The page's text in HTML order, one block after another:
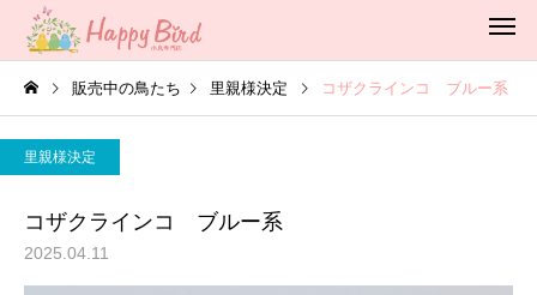
販売中の鳥たち 里親様決定 コザクラインコ ブルー系
里親様決定
コザクラインコ ブルー系
2025.04.11